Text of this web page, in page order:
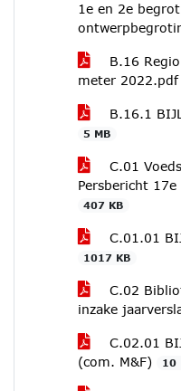
1e en 2e
B.16
meter 2022.pdf
B.16.1
5 MB
C.01
Persbericht
407 KB
C.01.01
1017 KB
C.02
inzake
C.02.01
(com. M&F)
10